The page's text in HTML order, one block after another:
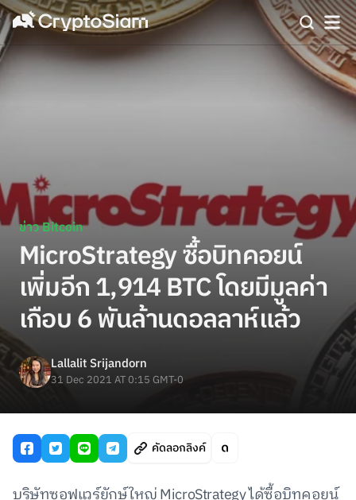
ข่าว Bitcoin
MicroStrategy ซื้อบิทคอยน์
เพิ่มอีก 1,914 BTC โดยมีมูลค่า
เกือบ 6 พันล้านดอลลาห์แล้ว
Lallalit Srijandorn
31 Dec 2021 AT 0:15 GMT-0
คัดลอกลิงค์
บริษัทซอฟแวร์ยักษ์ใหญ่ MicroStrategy ได้ซื้อบิทคอยน์